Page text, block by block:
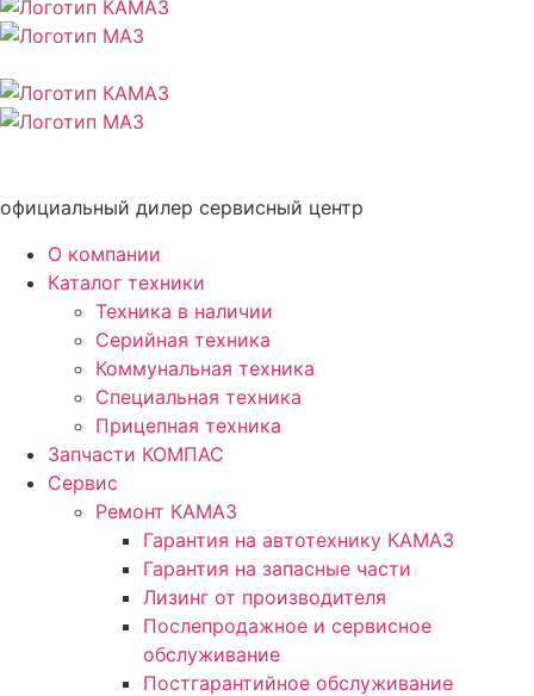
официальный дилер сервисный центр
О компании
Каталог техники
Техника в наличии
Серийная техника
Коммунальная техника
Специальная техника
Прицепная техника
Запчасти КОМПАС
Сервис
Ремонт КАМАЗ
Гарантия на автотехнику КАМАЗ
Гарантия на запасные части
Лизинг от производителя
Послепродажное и сервисное
обслуживание
Постгарантийное обслуживание